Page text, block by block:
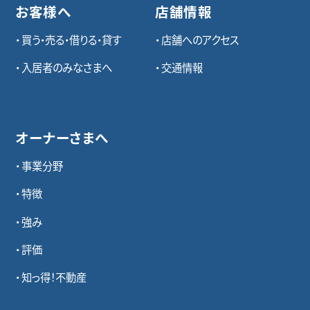
お客様へ
買う・売る・借りる・貸す
入居者のみなさまへ
オーナーさまへ
事業分野
特徴
強み
評価
知っ得！不動産
店舗情報
店舗へのアクセス
交通情報